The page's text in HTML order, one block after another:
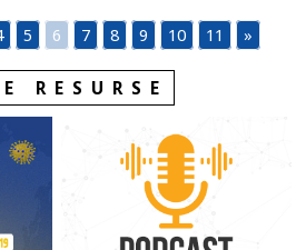
5 6 7 8 9 10 11 »
RESURSE